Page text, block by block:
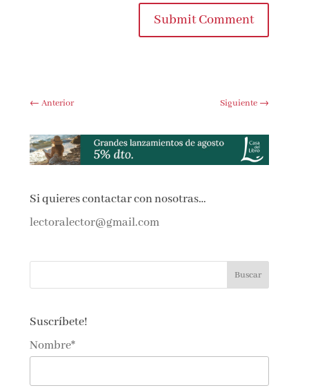
Submit Comment
←Anterior Siguiente→
Si quieres contactar con nosotras…
lectoralector@gmail.com
Suscríbete!
Nombre*